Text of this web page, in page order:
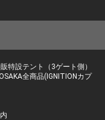
特設テント（3ゲート側）
全商品(IGNITIONカプ